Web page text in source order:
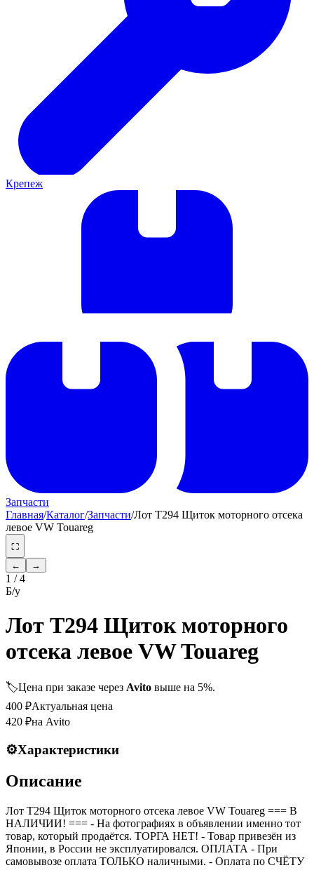
Крепеж
Запчасти
Главная/Каталог/Запчасти/Лот T294 Щиток моторного отсека
левое VW Touareg
⛶
←
→
1 /4
Б/у
Лот T294 Щиток моторного
отсека левое VW Touareg
🏷️Цена при заказе через Avito выше на 5%.
400 ₽Актуальная цена
420 ₽на Avito
⚙️Характеристики
Описание
Лот T294 Щиток моторного отсека левое VW Touareg === B
НАЛИЧИИ! === - На фотографиях в объявлении именно тот
товар, который продаётся. ТОРГА НЕТ! - Товар привезён из
Японии, в России не эксплуатировался. ОПЛАТА - При
самовывозе оплата ТОЛЬКО наличными. - Оплата по СЧЁТУ